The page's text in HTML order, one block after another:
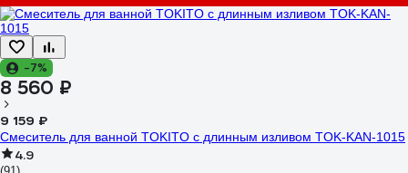
-7%
8 560 ₽
9 159 ₽
Смеситель для ванной TOKITO с длинным изливом TOK-KAN-1015
4.9